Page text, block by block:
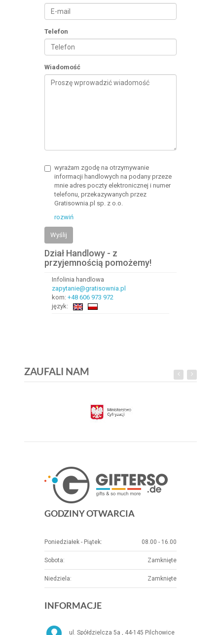
Telefon
Wiadomość
wyrażam zgodę na otrzymywanie
informacji handlowych na podany przeze
mnie adres poczty elektronicznej i numer
telefonu, przekazywanych przez
Gratisownia.pl sp. z o.o.
rozwiń
Wyślij
Dział Handlowy - z
przyjemnością pomożemy!
Infolinia handlowa
zapytanie@gratisownia.pl
kom: +48 606 973 972
język:
ZAUFALI NAM
GODZINY OTWARCIA
Poniedziałek - Piątek: 08.00 - 16.00
Sobota: Zamknięte
Niedziela: Zamknięte
INFORMACJE
ul. Spółdzielcza 5a , 44-145 Pilchowice